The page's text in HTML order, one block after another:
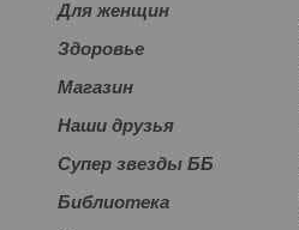
Для женщин
Здоровье
Магазин
Наши друзья
Супер звезды ББ
Библиотека